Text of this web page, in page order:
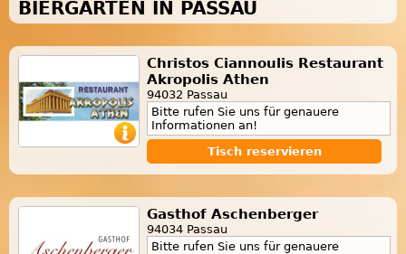
BIERGARTEN IN PASSAU
Christos Ciannoulis Restaurant
Akropolis Athen
94032 Passau
Bitte rufen Sie uns für genauere
Informationen an!
Tisch reservieren
Gasthof Aschenberger
94034 Passau
Bitte rufen Sie uns für genauere